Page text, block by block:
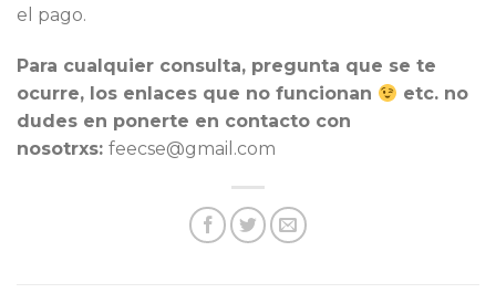
el pago.
Para cualquier consulta, pregunta que se te
ocurre, los enlaces que no funcionan
etc. no
dudes en ponerte en contacto con
nosotrxs: feecse@gmail.com